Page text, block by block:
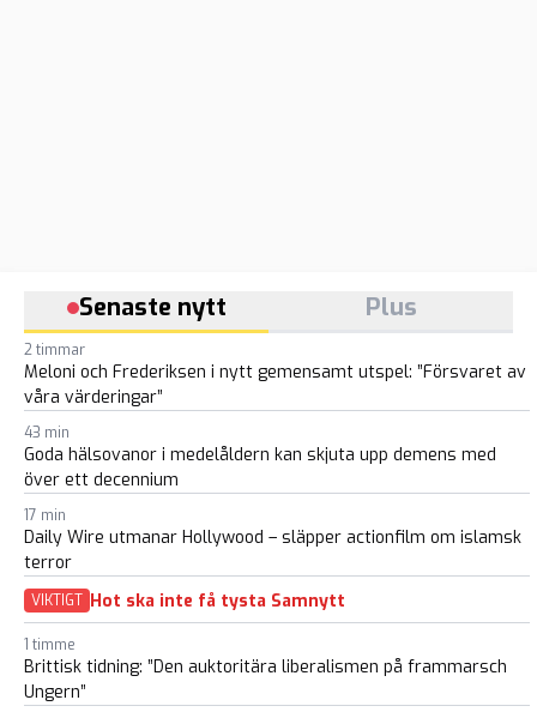
Senaste nytt Plus
2 timmar
Meloni och Frederiksen i nytt gemensamt utspel: ”Försvaret av
våra värderingar”
43 min
Goda hälsovanor i medelåldern kan skjuta upp demens med
över ett decennium
17 min
Daily Wire utmanar Hollywood – släpper actionfilm om islamsk
terror
VIKTIGT Hot ska inte få tysta Samnytt
1 timme
Brittisk tidning: ”Den auktoritära liberalismen på frammarsch
Ungern”